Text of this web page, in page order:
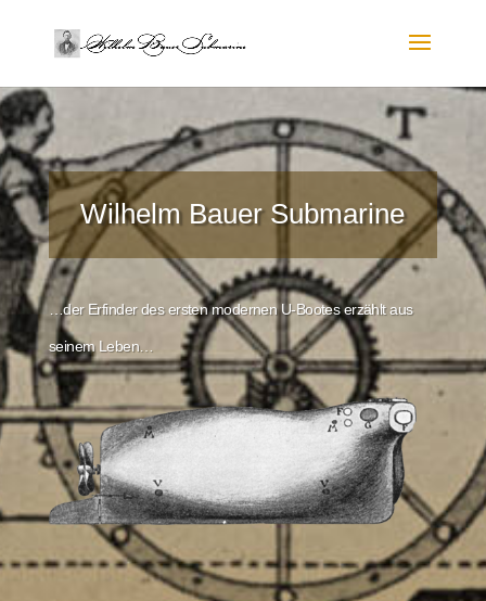
Wilhelm Bauer Submarine
…der Erfinder des ersten modernen U-Bootes erzählt aus
seinem Leben…